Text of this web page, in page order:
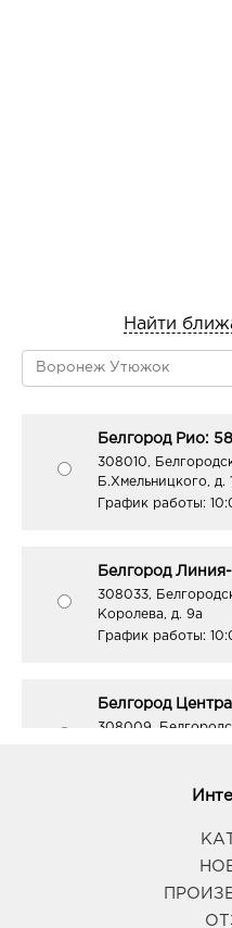
Найти
Белгород Рио:
308010,
Б.Хмельницкого, д.
График работы:
Белгород
308033,
Королева, д. 9а
График работы:
Белгород
308009,
Белгород ЦУМ:
308009,
График работы: